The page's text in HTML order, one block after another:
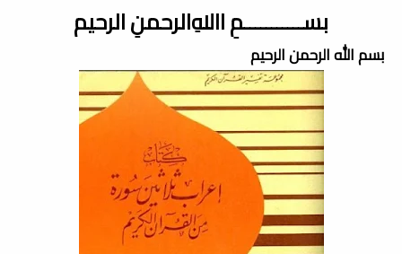
بســـــــــــمِ اﷲِالرحمنِ الرحيم
بسم الله الرحمن الرحيم